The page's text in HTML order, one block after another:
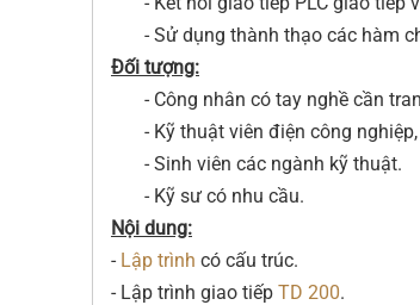
- Sử dụng thành thạo các hàm
Đối tượng:
- Công nhân có tay nghề cần
- Kỹ thuật viên điện công nghiệp,
- Sinh viên các ngành kỹ thuật.
- Kỹ sư có nhu cầu.
Nội dung:
- Lập trình có cấu trúc.
- Lập trình giao tiếp TD 200.